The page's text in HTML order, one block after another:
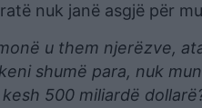
nuk janë asgjë për
u them njerëzve,
shumë para, nuk
500 miliardë